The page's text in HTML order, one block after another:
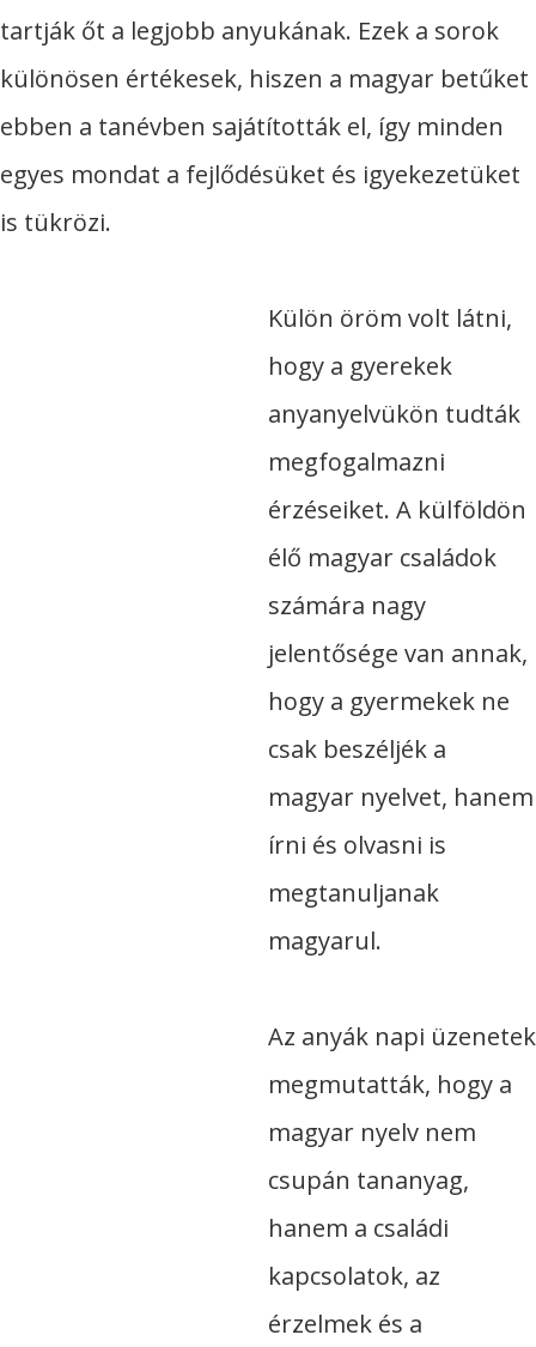
tartják őt a legjobb anyukának. Ezek a sorok
különösen értékesek, hiszen a magyar betűket
ebben a tanévben sajátították el, így minden
egyes mondat a fejlődésüket és igyekezetüket
is tükrözi.​
Külön öröm volt látni,
hogy a gyerekek
anyanyelvükön tudták
megfogalmazni
érzéseiket. A külföldön
élő magyar családok
számára nagy
jelentősége van annak,
hogy a gyermekek ne
csak beszéljék a
magyar nyelvet, hanem
írni és olvasni is
megtanuljanak
magyarul.
Az anyák napi üzenetek
megmutatták, hogy a
magyar nyelv nem
csupán tananyag,
hanem a családi
kapcsolatok, az
érzelmek és a